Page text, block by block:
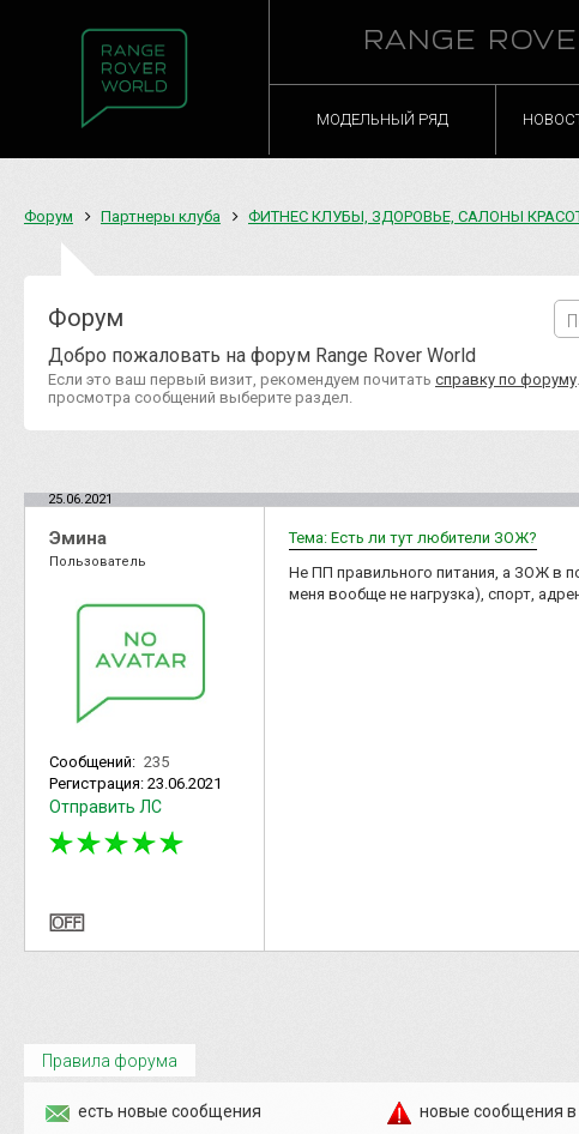
RANGE
МОДЕЛЬНЫЙ РЯД
Форум Партнеры клуба ФИТНЕС КЛУБЫ, ЗДОРОВЬЕ, САЛОНЫ
Форум
Добро пожаловать на форум Range Rover World
Если это ваш первый визит, рекомендуем почитать справку по форуму
просмотра сообщений выберите раздел.
25.06.2021
Эмина
Пользователь
Сообщений: 235
Регистрация: 23.06.2021
Отправить ЛС
Тема: Есть ли тут любители ЗОЖ?
Не ПП правильного питания, а ЗОЖ в
меня вообще не нагрузка), спорт,
Правила форума
есть новые сообщения новые сообщения